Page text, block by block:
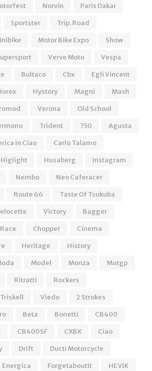
Norvin
Paris Dakar
Sportster
Trip. Road
Motor Bike Expo
Show
Verve Moto
Vespa
Bultaco Cbx
Egli Vincent
Hystory Magni
Mash
Verona
Old School
Trident 750
Agusta
In Ciao
Carlo Talamo
Higlight Husaberg
Instagram
Nembo
Neo Caferacer
Route 66
Taste Of Tsukuba
Victory
Bagger
Chopper
Cinema
Heritage
History
Model Monza
Motgp
Ritratti
Rockers
Triskell Viedo
2 Strokes
Beta Bonetti
CB400
CB400SF CXBX
Ciao
Drift
Ducti Motorcycle
Energica Forgetaboutit HEVIK